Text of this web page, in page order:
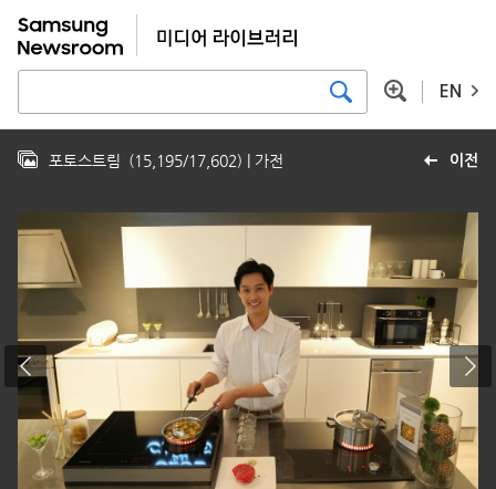
EN
이전
포토스트림 (15,195/17,602) | 가전